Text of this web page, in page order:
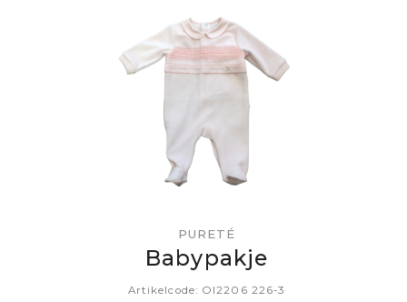
PURETÉ
Babypakje
Artikelcode: OI2206 226-3